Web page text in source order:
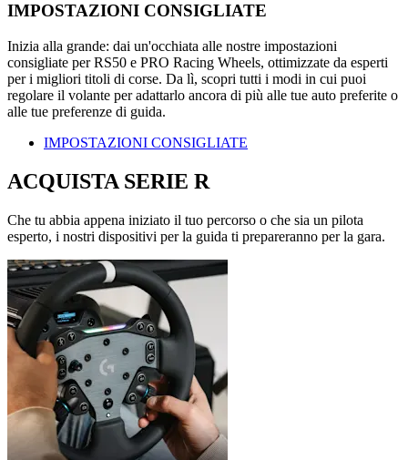
IMPOSTAZIONI CONSIGLIATE
Inizia alla grande: dai un'occhiata alle nostre impostazioni
consigliate per RS50 e PRO Racing Wheels, ottimizzate da esperti
per i migliori titoli di corse. Da lì, scopri tutti i modi in cui puoi
regolare il volante per adattarlo ancora di più alle tue auto preferite o
alle tue preferenze di guida.
IMPOSTAZIONI CONSIGLIATE
ACQUISTA SERIE R
Che tu abbia appena iniziato il tuo percorso o che sia un pilota
esperto, i nostri dispositivi per la guida ti prepareranno per la gara.